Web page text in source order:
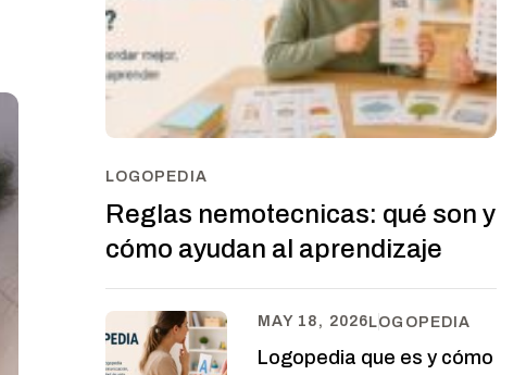
LOGOPEDIA
Reglas nemotecnicas: qué son y
cómo ayudan al aprendizaje
MAY 18, 2026 LOGOPEDIA
Logopedia que es y cómo